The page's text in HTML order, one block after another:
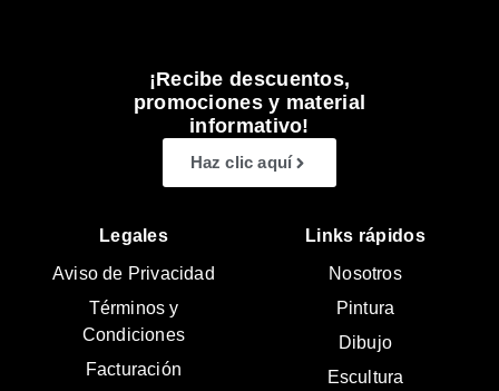
¡Recibe descuentos,
promociones y material
informativo!
Haz clic aquí
Legales
Aviso de Privacidad
Términos y
Condiciones
Facturación
Links rápidos
Nosotros
Pintura
Dibujo
Escultura